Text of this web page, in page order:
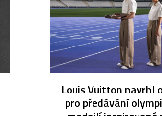
Louis Vuitton navrhl
pro předávání